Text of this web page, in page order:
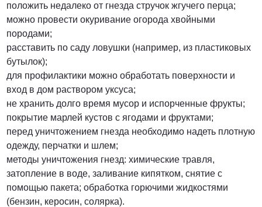
положить недалеко от гнезда стручок жгучего перца;
можно провести окуривание огорода хвойными
породами;
расставить по саду ловушки (например, из пластиковых
бутылок);
для профилактики можно обработать поверхности и
вход в дом раствором уксуса;
не хранить долго время мусор и испорченные фрукты;
покрытие марлей кустов с ягодами и фруктами;
перед уничтожением гнезда необходимо надеть плотную
одежду, перчатки и шлем;
методы уничтожения гнезд: химические травля,
затопление в воде, заливание кипятком, снятие с
помощью пакета; обработка горючими жидкостями
(бензин, керосин, солярка).